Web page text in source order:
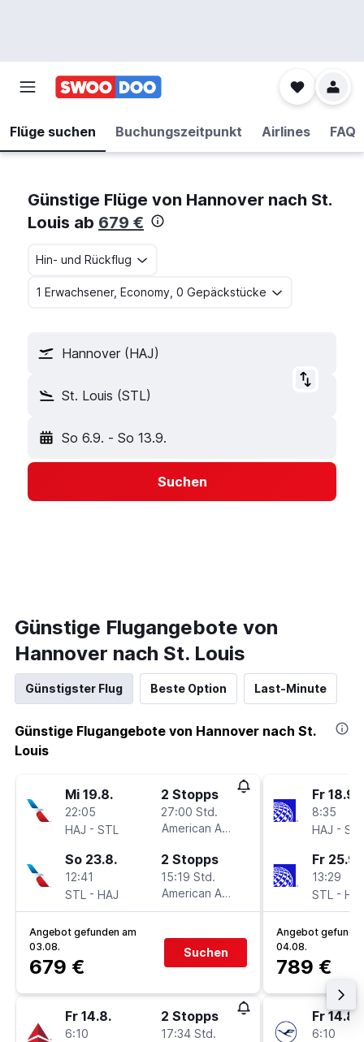
Flüge suchen Buchungszeitpunkt Airlines FAQ
Günstige Flüge von Hannover nach St.
Louis ab 679 €
Hin- und Rückflug
1 Erwachsener, Economy, 0 Gepäckstücke
Hannover (HAJ)
St. Louis (STL)
So 6.9. - So 13.9.
Suchen
Günstige Flugangebote von
Hannover nach St. Louis
Günstigster Flug Beste Option Last-Minute
Günstige Flugangebote von Hannover nach St.
Louis
Mi 19.8.
22:05
HAJ - STL
2 Stopps
27:00 Std.
American Airlines
So 23.8.
12:41
STL - HAJ
2 Stopps
15:19 Std.
American Airlines
Angebot gefunden am
03.08.
679 €
Suchen
Fr 14.8.
6:10
2 Stopps
17:34 Std.
Fr 18.9.
8:35
HAJ -
Fr 25.9.
13:29
STL -
Angebot
04.08.
789 €
Fr 14.8.
6:10